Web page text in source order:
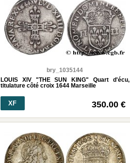
bry_1035144
LOUIS XIV "THE SUN KING" Quart d'écu,
titulature côté croix 1644 Marseille
XF 350.00 €